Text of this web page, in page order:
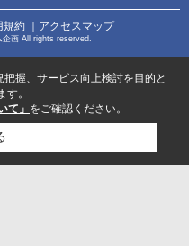
規約 ｜アクセスマップ
企画 All rights reserved.
握、サービス向上検討を目的と
。
て」 をご確認ください。